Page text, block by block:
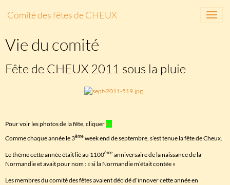
Comité des fêtes de CHEUX
Vie du comité
Fête de CHEUX 2011 sous la pluie
Pour voir les photos de la fête, cliquerici
Comme chaque année le 3èmeweek end de septembre, s’est tenue la fête de Cheux.
Le thème cette année était lié au 1100èmeanniversaire de la naissance de la
Normandie et avait pour nom : « si la Normandie m’était contée »
Les membres du comité des fêtes avaient décidé d’innover cette année en